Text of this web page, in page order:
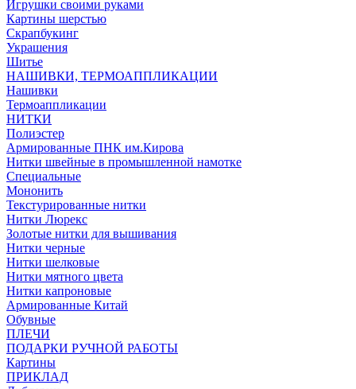
Игрушки своими руками
Картины шерстью
Скрапбукинг
Украшения
Шитье
НАШИВКИ, ТЕРМОАППЛИКАЦИИ
Нашивки
Термоаппликации
НИТКИ
Полиэстер
Армированные ПНК им.Кирова
Нитки швейные в промышленной намотке
Специальные
Мононить
Текстурированные нитки
Нитки Люрекс
Золотые нитки для вышивания
Нитки черные
Нитки шелковые
Нитки мятного цвета
Нитки капроновые
Армированные Китай
Обувные
ПЛЕЧИ
ПОДАРКИ РУЧНОЙ РАБОТЫ
Картины
ПРИКЛАД